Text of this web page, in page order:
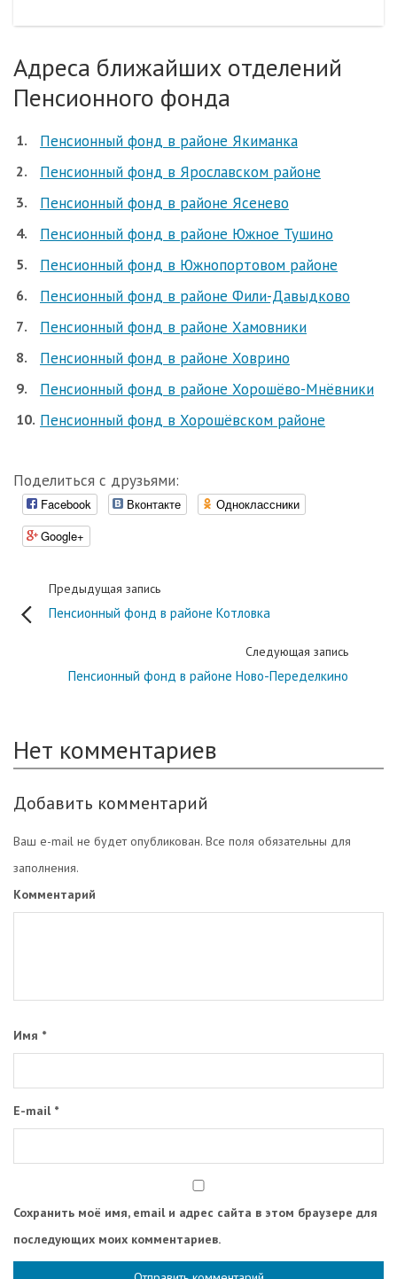
Адреса ближайших отделений
Пенсионного фонда
Пенсионный фонд в районе Якиманка
Пенсионный фонд в Ярославском районе
Пенсионный фонд в районе Ясенево
Пенсионный фонд в районе Южное Тушино
Пенсионный фонд в Южнопортовом районе
Пенсионный фонд в районе Фили-Давыдково
Пенсионный фонд в районе Хамовники
Пенсионный фонд в районе Ховрино
Пенсионный фонд в районе Хорошёво-Мнёвники
Пенсионный фонд в Хорошёвском районе
Поделиться с друзьями:
Facebook Вконтакте
Одноклассники
Google+
Предыдущая запись
Пенсионный фонд в районе Котловка
Следующая запись
Пенсионный фонд в районе Ново-Переделкино
Нет комментариев
Добавить комментарий
Ваш e-mail не будет опубликован. Все поля обязательны для
заполнения.
Комментарий
Имя *
E-mail *
Сохранить моё имя, email и адрес сайта в этом браузере для
последующих моих комментариев.